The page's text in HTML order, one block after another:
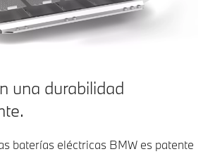
una durabilidad
baterías eléctricas BMW es patente